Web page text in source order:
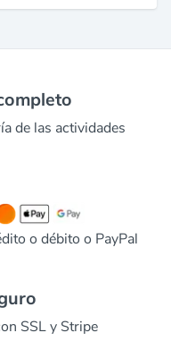
de las actividades
o débito o PayPal
SSL y Stripe